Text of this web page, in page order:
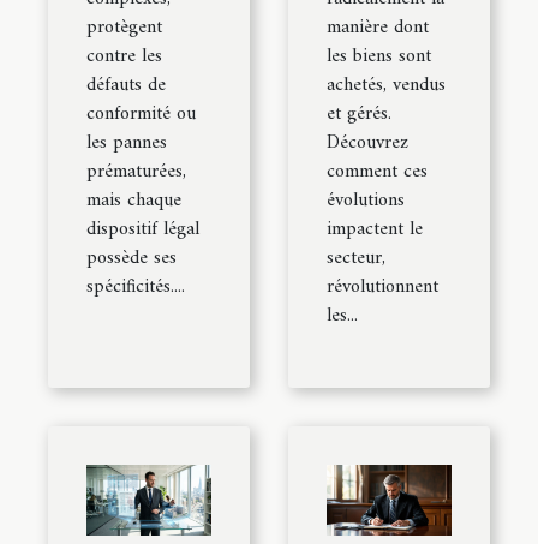
protègent
contre les
défauts de
conformité ou
les pannes
prématurées,
mais chaque
dispositif légal
possède ses
spécificités....
manière dont
les biens sont
achetés, vendus
et gérés.
Découvrez
comment ces
évolutions
impactent le
secteur,
révolutionnent
les...